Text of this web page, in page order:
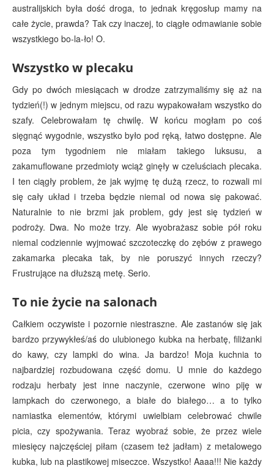
australijskich była dość droga, to jednak kręgosłup mamy na
całe życie, prawda? Tak czy inaczej, to ciągłe odmawianie sobie
wszystkiego bo-la-ło! O.
Wszystko w plecaku
Gdy po dwóch miesiącach w drodze zatrzymaliśmy się aż na
tydzień(!) w jednym miejscu, od razu wypakowałam wszystko do
szafy. Celebrowałam tę chwilę. W końcu mogłam po coś
sięgnąć wygodnie, wszystko było pod ręką, łatwo dostępne. Ale
poza tym tygodniem nie miałam takiego luksusu, a
zakamuflowane przedmioty wciąż ginęły w czeluściach plecaka.
I ten ciągły problem, że jak wyjmę tę dużą rzecz, to rozwali mi
się cały układ i trzeba będzie niemal od nowa się pakować.
Naturalnie to nie brzmi jak problem, gdy jest się tydzień w
podroży. Dwa. No może trzy. Ale wyobrażasz sobie pół roku
niemal codziennie wyjmować szczoteczkę do zębów z prawego
zakamarka plecaka tak, by nie poruszyć innych rzeczy?
Frustrujące na dłuższą metę. Serio.
To nie życie na salonach
Całkiem oczywiste i pozornie niestraszne. Ale zastanów się jak
bardzo przywykłeś/aś do ulubionego kubka na herbatę, filiżanki
do kawy, czy lampki do wina. Ja bardzo! Moja kuchnia to
najbardziej rozbudowana część domu. U mnie do każdego
rodzaju herbaty jest inne naczynie, czerwone wino piję w
lampkach do czerwonego, a białe do białego… a to tylko
namiastka elementów, którymi uwielbiam celebrować chwile
picia, czy spożywania. Teraz wyobraź sobie, że przez wiele
miesięcy najczęściej piłam (czasem też jadłam) z metalowego
kubka, lub na plastikowej miseczce. Wszystko! Aaaa!!! Nie każdy